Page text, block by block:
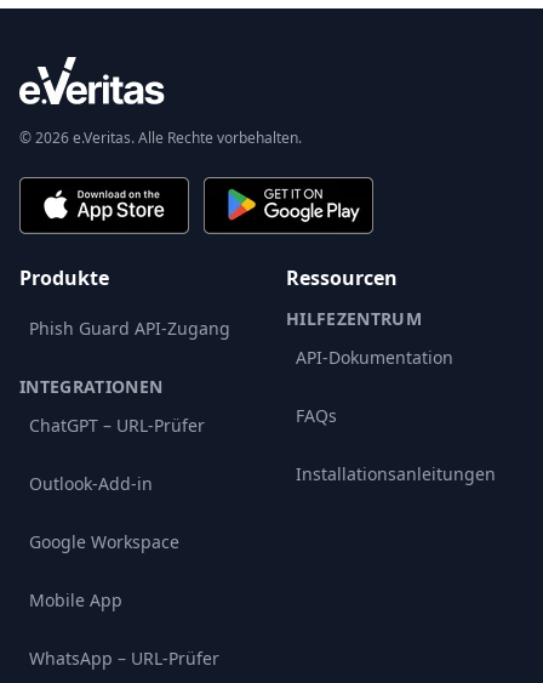
© 2026 e.Veritas. Alle Rechte vorbehalten.
Produkte
Phish Guard API-Zugang
INTEGRATIONEN
ChatGPT – URL-Prüfer
Outlook-Add-in
Google Workspace
Mobile App
WhatsApp – URL-Prüfer
Ressourcen
HILFEZENTRUM
API-Dokumentation
FAQs
Installationsanleitungen